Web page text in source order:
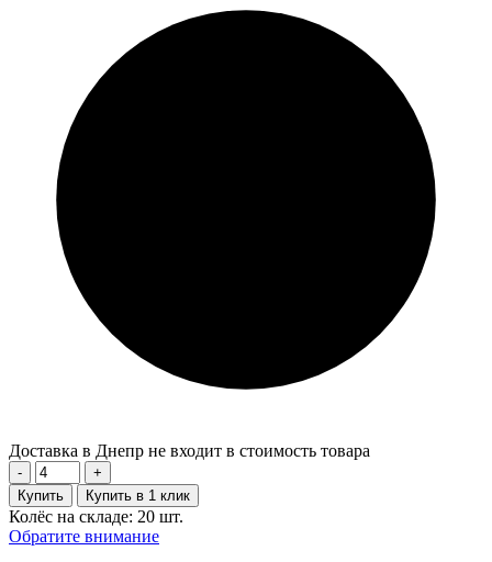
Доставка в Днепр не входит в стоимость товара
-
+
Купить
Купить в 1 клик
Колёс на складе: 20 шт.
Обратите внимание